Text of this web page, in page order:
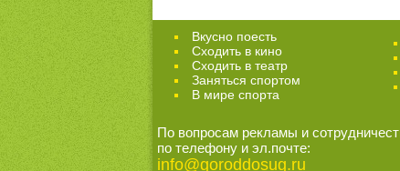
Вкусно поесть
Сходить в кино
Cходить в театр
Заняться спортом
В мире спорта
По вопросам рекламы и
по телефону и эл.почте:
info@goroddosug.ru